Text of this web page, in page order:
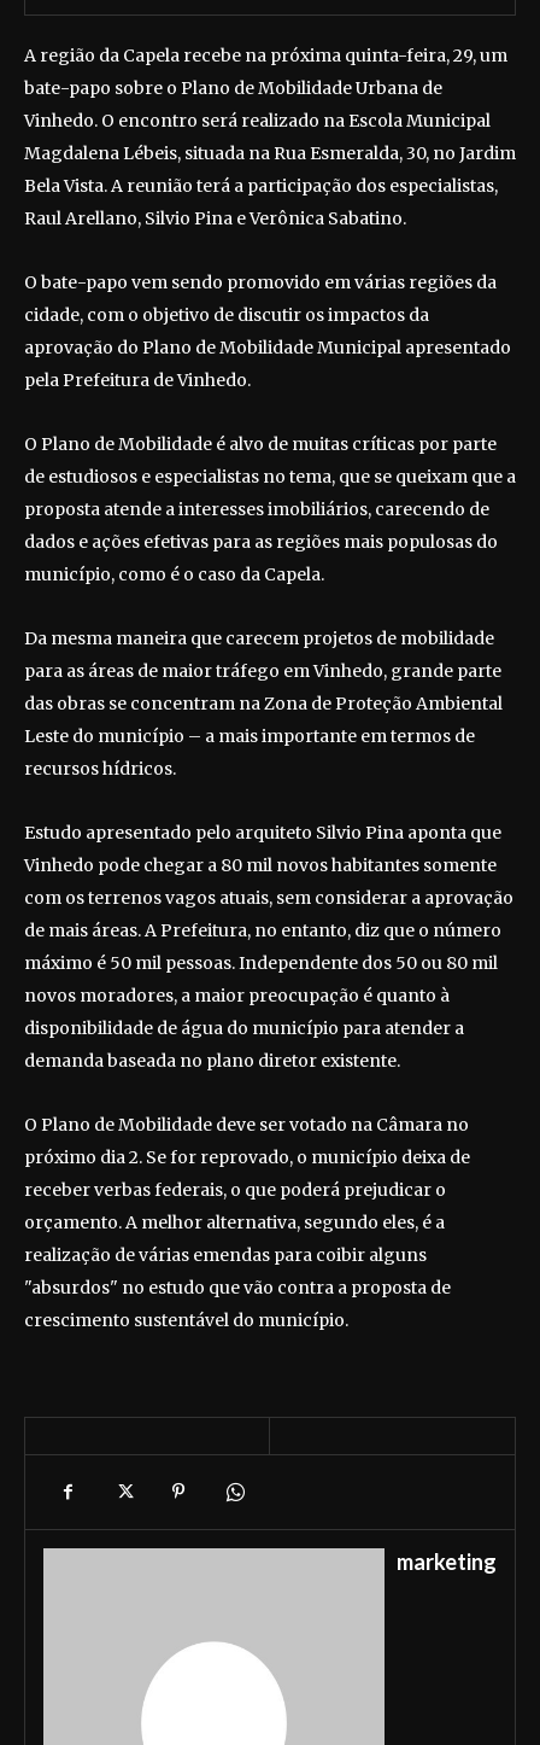
A região da Capela recebe na próxima quinta-feira, 29, um
bate-papo sobre o Plano de Mobilidade Urbana de
Vinhedo. O encontro será realizado na Escola Municipal
Magdalena Lébeis, situada na Rua Esmeralda, 30, no Jardim
Bela Vista. A reunião terá a participação dos especialistas,
Raul Arellano, Silvio Pina e Verônica Sabatino.
O bate-papo vem sendo promovido em várias regiões da
cidade, com o objetivo de discutir os impactos da
aprovação do Plano de Mobilidade Municipal apresentado
pela Prefeitura de Vinhedo.
O Plano de Mobilidade é alvo de muitas críticas por parte
de estudiosos e especialistas no tema, que se queixam que a
proposta atende a interesses imobiliários, carecendo de
dados e ações efetivas para as regiões mais populosas do
município, como é o caso da Capela.
Da mesma maneira que carecem projetos de mobilidade
para as áreas de maior tráfego em Vinhedo, grande parte
das obras se concentram na Zona de Proteção Ambiental
Leste do município – a mais importante em termos de
recursos hídricos.
Estudo apresentado pelo arquiteto Silvio Pina aponta que
Vinhedo pode chegar a 80 mil novos habitantes somente
com os terrenos vagos atuais, sem considerar a aprovação
de mais áreas. A Prefeitura, no entanto, diz que o número
máximo é 50 mil pessoas. Independente dos 50 ou 80 mil
novos moradores, a maior preocupação é quanto à
disponibilidade de água do município para atender a
demanda baseada no plano diretor existente.
O Plano de Mobilidade deve ser votado na Câmara no
próximo dia 2. Se for reprovado, o município deixa de
receber verbas federais, o que poderá prejudicar o
orçamento. A melhor alternativa, segundo eles, é a
realização de várias emendas para coibir alguns
"absurdos" no estudo que vão contra a proposta de
crescimento sustentável do município.
marketing